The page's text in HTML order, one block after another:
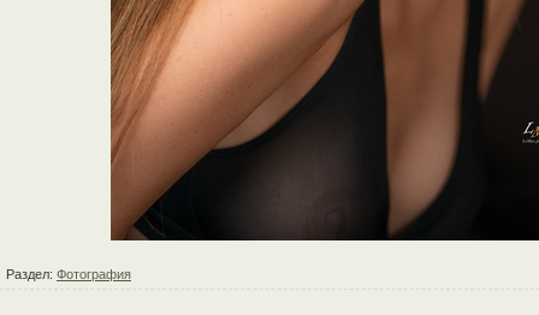
Раздел: Фотография